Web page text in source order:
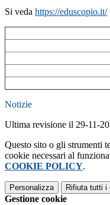
Si veda https://eduscopio.it/
Notizie
Ultima revisione il 29-11-
Questo sito o gli strumenti
cookie necessari al
COOKIE POLICY.
Personalizza Rifiuta tutti i
Gestione cookie